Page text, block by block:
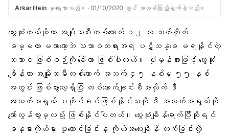
Arkar Heinမှ ရေးသားသည်။ · 01/10/2020 တွင် အသစ်ဖြည့်စွက်ခဲ့သည်။
သွေးဆုံးတယ်ဆိုတာ အမျိုးသမီးတစ်ယောက် ၁၂ လ ဆက်တိုက်
ဓမ္မတာ မလာတော့ဘဲ သဘာဝတရားအရ ပဋိသန္ဓေ မရနိုင်တဲ့
သဘာဝ ဖြစ်စဉ်ကို ခေါ်တာ ဖြစ်ပါတယ်။ ပုံမှန်အားဖြင့် သွေးဆုံး
ချိန်ဟာ အမျိုးသမီးတစ်ယောက် အသက် ၄၅ နှစ်မှ ၅၅ နှစ်
အတွင်း ဖြစ်ပွားလေ့ရှိပြီး တစ်ယောက်ချင်းစီအလိုက် ဒီ
အသက်အရွယ် မတိုင်ခင်ဖြစ်နိုင်သလို ဒီ အသက်အရွယ်ကို
ကျော်လွန်သွားမှလည်း ဖြစ်နိုင်ပါတယ်။ သွေးဆုံးချိန်ရောက်ပြီဆိုရင်
ခန္ဓာကိုယ်မှာ ပူလောင်ခြင်းနဲ့ ကိုယ်အလေးချိန် တက်ခြင်းတို့